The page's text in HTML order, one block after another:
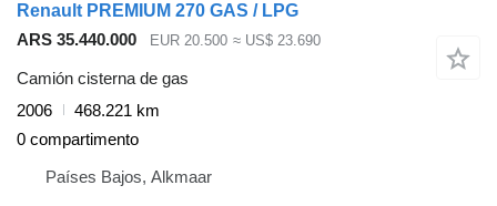
Renault PREMIUM 270 GAS / LPG
ARS 35.440.000
EUR 20.500 ≈ US$ 23.690
Camión cisterna de gas
2006
468.221 km
0 compartimento
Países Bajos, Alkmaar